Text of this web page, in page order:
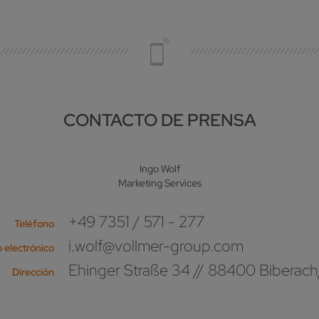
CONTACTO DE PRENSA
Ingo Wolf
Marketing Services
Teléfono +49 7351 / 571 - 277
electrónico i.wolf@vollmer-group.com
Dirección Ehinger Straße 34 // 88400